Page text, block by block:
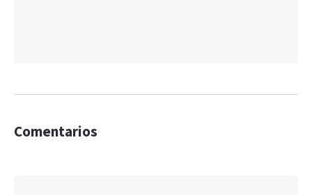
Comentarios